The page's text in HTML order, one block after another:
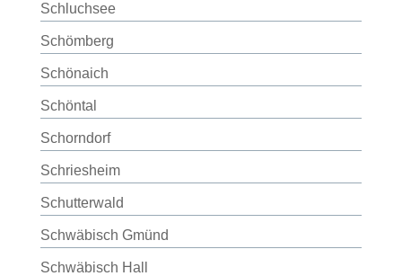
Schluchsee
Schömberg
Schönaich
Schöntal
Schorndorf
Schriesheim
Schutterwald
Schwäbisch Gmünd
Schwäbisch Hall